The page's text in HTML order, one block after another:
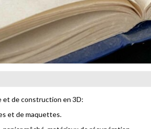
et de construction en 3D:
et de maquettes.